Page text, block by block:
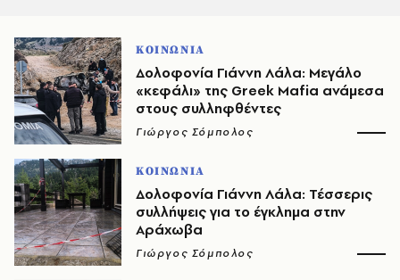
ΚΟΙΝΩΝΙΑ
Δολοφονία Γιάννη Λάλα: Μεγάλο
«κεφάλι» της Greek Mafia ανάμεσα
στους συλληφθέντες
Γιώργος Σόμπολος
ΚΟΙΝΩΝΙΑ
Δολοφονία Γιάννη Λάλα: Τέσσερις
συλλήψεις για το έγκλημα στην
Αράχωβα
Γιώργος Σόμπολος